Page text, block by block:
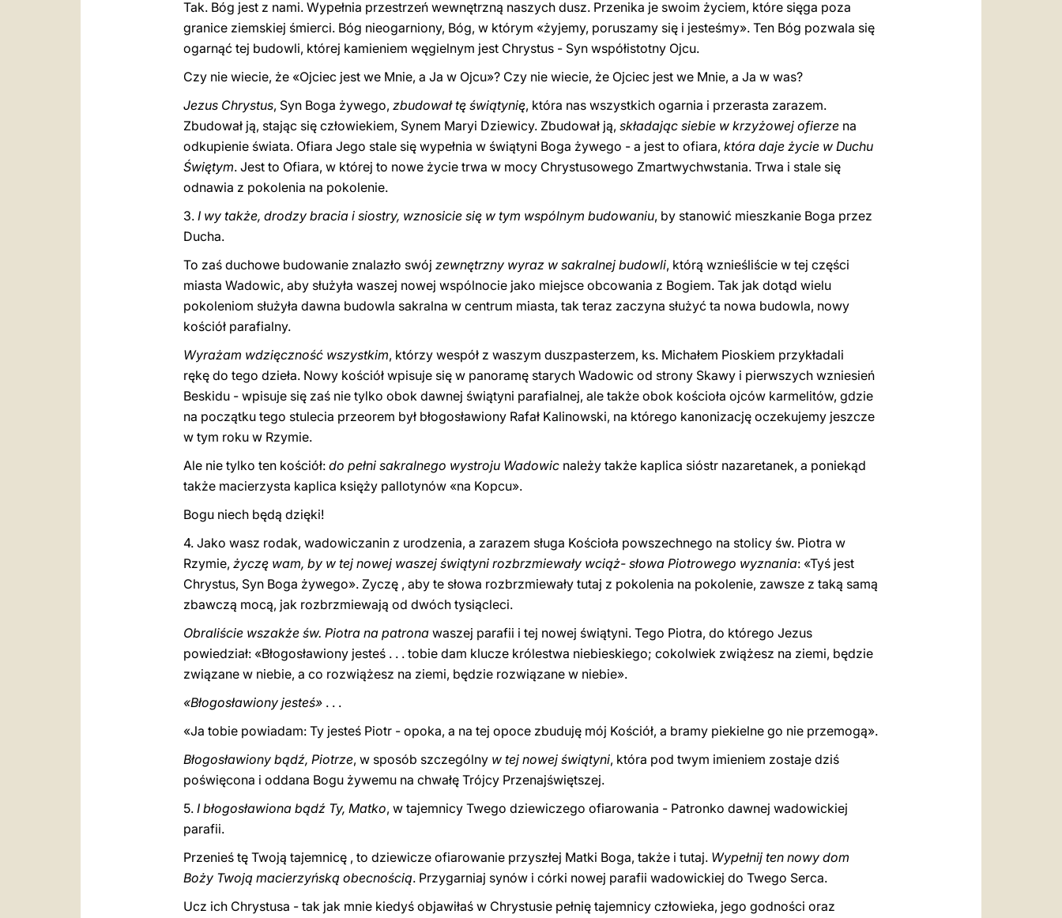
Tak. Bóg jest z nami. Wypełnia przestrzeń wewnętrzną naszych dusz. Przenika je swoim życiem, które sięga poza
granice ziemskiej śmierci. Bóg nieogarniony, Bóg, w którym «żyjemy, poruszamy się i jesteśmy». Ten Bóg pozwala się
ogarnąć tej budowli, której kamieniem węgielnym jest Chrystus - Syn współistotny Ojcu.
Czy nie wiecie, że «Ojciec jest we Mnie, a Ja w Ojcu»? Czy nie wiecie, że Ojciec jest we Mnie, a Ja w was?
Jezus Chrystus, Syn Boga żywego, zbudował tę świątynię, która nas wszystkich ogarnia i przerasta zarazem.
Zbudował ją, stając się człowiekiem, Synem Maryi Dziewicy. Zbudował ją, składając siebie w krzyżowej ofierze na
odkupienie świata. Ofiara Jego stale się wypełnia w świątyni Boga żywego - a jest to ofiara, która daje życie w Duchu
Świętym. Jest to Ofiara, w której to nowe życie trwa w mocy Chrystusowego Zmartwychwstania. Trwa i stale się
odnawia z pokolenia na pokolenie.
3. I wy także, drodzy bracia i siostry, wznosicie się w tym wspólnym budowaniu, by stanowić mieszkanie Boga przez
Ducha.
To zaś duchowe budowanie znalazło swój zewnętrzny wyraz w sakralnej budowli, którą wznieśliście w tej części
miasta Wadowic, aby służyła waszej nowej wspólnocie jako miejsce obcowania z Bogiem. Tak jak dotąd wielu
pokoleniom służyła dawna budowla sakralna w centrum miasta, tak teraz zaczyna służyć ta nowa budowla, nowy
kościół parafialny.
Wyrażam wdzięczność wszystkim, którzy wespół z waszym duszpasterzem, ks. Michałem Pioskiem przykładali
rękę do tego dzieła. Nowy kościół wpisuje się w panoramę starych Wadowic od strony Skawy i pierwszych wzniesień
Beskidu - wpisuje się zaś nie tylko obok dawnej świątyni parafialnej, ale także obok kościoła ojców karmelitów, gdzie
na początku tego stulecia przeorem był błogosławiony Rafał Kalinowski, na którego kanonizację oczekujemy jeszcze
w tym roku w Rzymie.
Ale nie tylko ten kościół: do pełni sakralnego wystroju Wadowic należy także kaplica sióstr nazaretanek, a poniekąd
także macierzysta kaplica księży pallotynów «na Kopcu».
Bogu niech będą dzięki!
4. Jako wasz rodak, wadowiczanin z urodzenia, a zarazem sługa Kościoła powszechnego na stolicy św. Piotra w
Rzymie, życzę wam, by w tej nowej waszej świątyni rozbrzmiewały wciąż- słowa Piotrowego wyznania: «Tyś jest
Chrystus, Syn Boga żywego». Zyczę , aby te słowa rozbrzmiewały tutaj z pokolenia na pokolenie, zawsze z taką samą
zbawczą mocą, jak rozbrzmiewają od dwóch tysiącleci.
Obraliście wszakże św. Piotra na patrona waszej parafii i tej nowej świątyni. Tego Piotra, do którego Jezus
powiedział: «Błogosławiony jesteś . . . tobie dam klucze królestwa niebieskiego; cokolwiek zwiążesz na ziemi, będzie
związane w niebie, a co rozwiążesz na ziemi, będzie rozwiązane w niebie».
«Błogosławiony jesteś» . . .
«Ja tobie powiadam: Ty jesteś Piotr - opoka, a na tej opoce zbuduję mój Kościół, a bramy piekielne go nie przemogą».
Błogosławiony bądź, Piotrze, w sposób szczególny w tej nowej świątyni, która pod twym imieniem zostaje dziś
poświęcona i oddana Bogu żywemu na chwałę Trójcy Przenajświętszej.
5. I błogosławiona bądź Ty, Matko, w tajemnicy Twego dziewiczego ofiarowania - Patronko dawnej wadowickiej
parafii.
Przenieś tę Twoją tajemnicę , to dziewicze ofiarowanie przyszłej Matki Boga, także i tutaj. Wypełnij ten nowy dom
Boży Twoją macierzyńską obecnością. Przygarniaj synów i córki nowej parafii wadowickiej do Twego Serca.
Ucz ich Chrystusa - tak jak mnie kiedyś objawiłaś w Chrystusie pełnię tajemnicy człowieka, jego godności oraz